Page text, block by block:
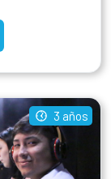
3 años